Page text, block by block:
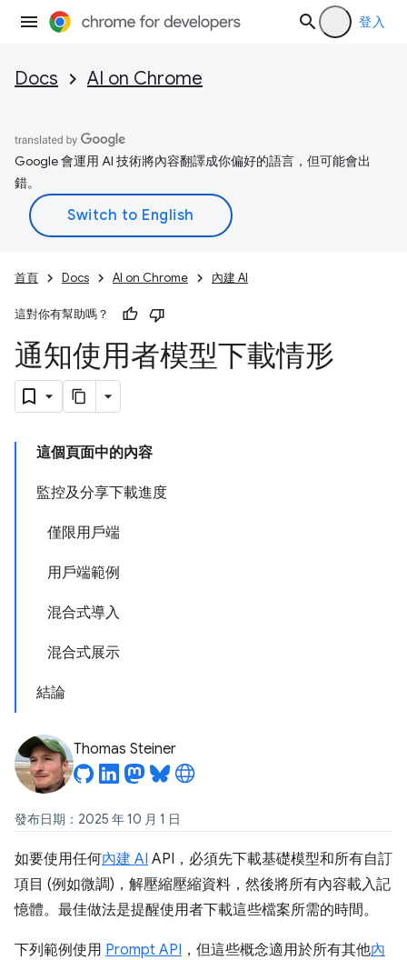
登入
Docs AI on Chrome
Google 會運用 AI 技術將內容翻譯成你偏好的語言，但可能會出
錯。
首頁 Docs AI on Chrome 內建 AI
這對你有幫助嗎？
通知使用者模型下載情形
這個頁面中的內容
監控及分享下載進度
僅限用戶端
用戶端範例
混合式導入
混合式展示
結論
Thomas Steiner
發布日期：2025 年 10 月 1 日
如要使用任何內建 AI API，必須先下載基礎模型和所有自訂
項目 (例如微調)，解壓縮壓縮資料，然後將所有內容載入記
憶體。最佳做法是提醒使用者下載這些檔案所需的時間。
下列範例使用 Prompt API ，但這些概念適用於所有其他內